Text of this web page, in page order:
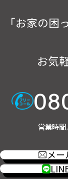
「お家の
お気
営業時間
メー